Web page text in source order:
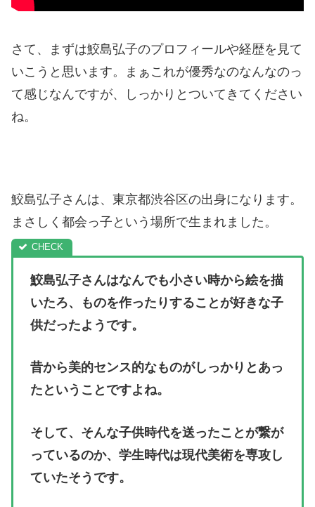
さて、まずは鮫島弘子のプロフィールや経歴を見て
いこうと思います。
まぁこれが優秀なのなんなのっ
て感じなんですが、しっかりとついてきてください
ね。
鮫島弘子さんは、東京都渋谷区の出身になります。
まさしく都会っ子という場所で生まれました。
鮫島弘子さんはなんでも小さい時から絵を描
いたろ、ものを作ったりすることが好きな子
供だったようです。
昔から美的センス的なものがしっかりとあっ
たということですよね。
そして、そんな子供時代を送ったことが繋が
っているのか、学生時代は現代美術を専攻し
ていたそうです。